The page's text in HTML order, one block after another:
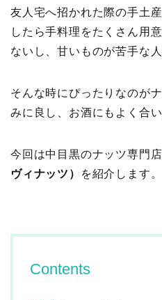
友人宅へ招かれた際の手土
したら手料理をたくさん用
ないし、甘いものが苦手な
そんな時にぴったりなのが
みに良し、お酒にもよく合い
今回は中目黒のナッツ専門
ヴィナッツ）
を紹介します。
Contents